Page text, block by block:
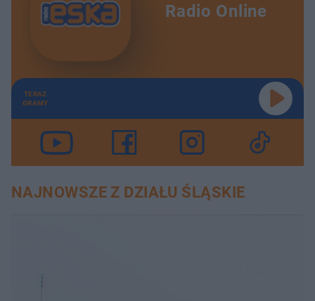
Radio Online
TERAZ
GRAMY
NAJNOWSZE Z DZIAŁU ŚLĄSKIE